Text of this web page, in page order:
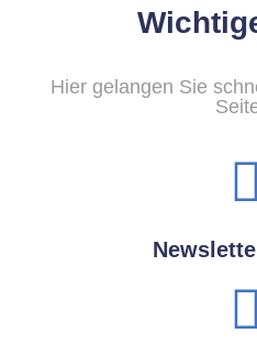
Hier gelangen Sie